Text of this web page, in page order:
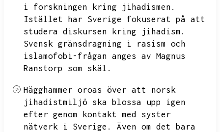
i forskningen kring jihadismen.
Istället har Sverige fokuserat på att
studera diskursen kring jihadism.
Svensk gränsdragning i rasism och
islamofobi-frågan anges av Magnus
Ranstorp som skäl.
Hägghammer oroas över att norsk
jihadistmiljö ska blossa upp igen
efter genom kontakt med syster
nätverk i Sverige.
Även om det bara